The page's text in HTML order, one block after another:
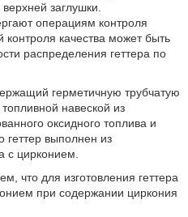
заглушки.
операциям контроля
контроля качества может быть
распределения геттера по
герметичную трубчатую
навеской из
оксидного топлива и
геттер выполнен из
с цирконием.
что для изготовления геттера
при содержании циркония